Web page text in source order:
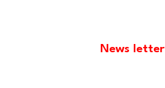
News letter